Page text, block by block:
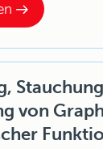
von